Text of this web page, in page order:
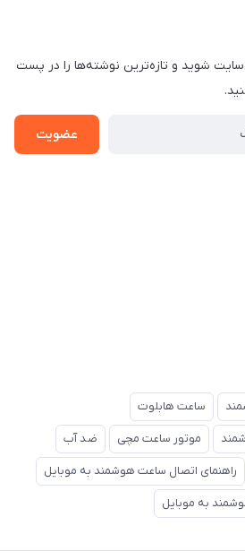
و تازه‌ترین نوشته‌ها را در پست
عضویت
ساعت هابلوت
موتور ساعت مچی ضد آب
اتصال ساعت هوشمند به موبایل
موبایل